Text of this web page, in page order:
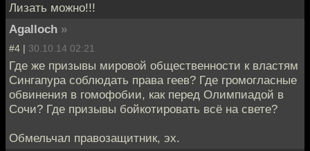
Лизать можно!!!
Agalloch »
#4 | 30.10.14 02:21
Где же призывы мировой общественности к властям
Сингапура соблюдать права геев? Где громогласные
обвинения в гомофобии, как перед Олимпиадой в
Сочи? Где призывы бойкотировать всё на свете?
Обмельчал правозащитник, эх.